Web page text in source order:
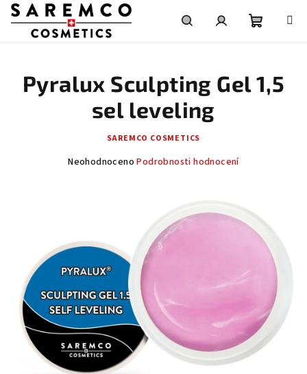
Přejít
košík
Pyralux Sculpting Gel 1,5
sel leveling
SAREMCO COSMETICS
Průměrné
5
hvězdiček.
Neohodnoceno Podrobnosti hodnocení